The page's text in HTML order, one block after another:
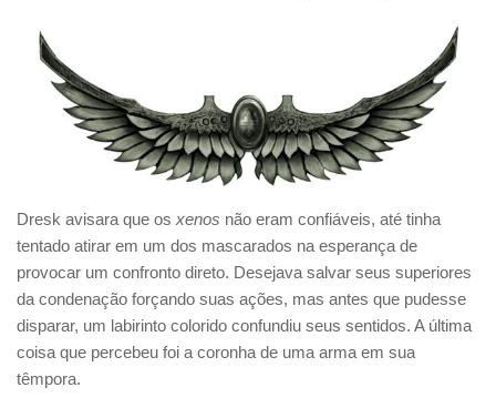
Dresk avisara que os xenos não eram confiáveis, até tinha
tentado atirar em um dos mascarados na esperança de
provocar um confronto direto. Desejava salvar seus superiores
da condenação forçando suas ações, mas antes que pudesse
disparar, um labirinto colorido confundiu seus sentidos. A última
coisa que percebeu foi a coronha de uma arma em sua
têmpora.